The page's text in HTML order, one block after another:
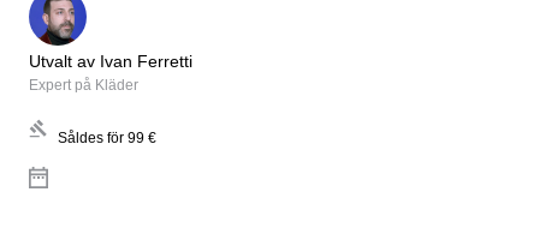
Utvalt av Ivan Ferretti
Expert på Kläder
Såldes för 99 €